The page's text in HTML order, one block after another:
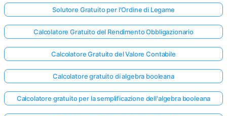
Solutore Gratuito per l'Ordine di Legame
Calcolatore Gratuito del Rendimento Obbligazionario
Calcolatore Gratuito del Valore Contabile
Calcolatore gratuito di algebra booleana
Calcolatore gratuito per la semplificazione dell'algebra booleana